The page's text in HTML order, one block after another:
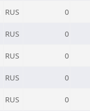
RUS 0
RUS 0
RUS 0
RUS 0
RUS 0